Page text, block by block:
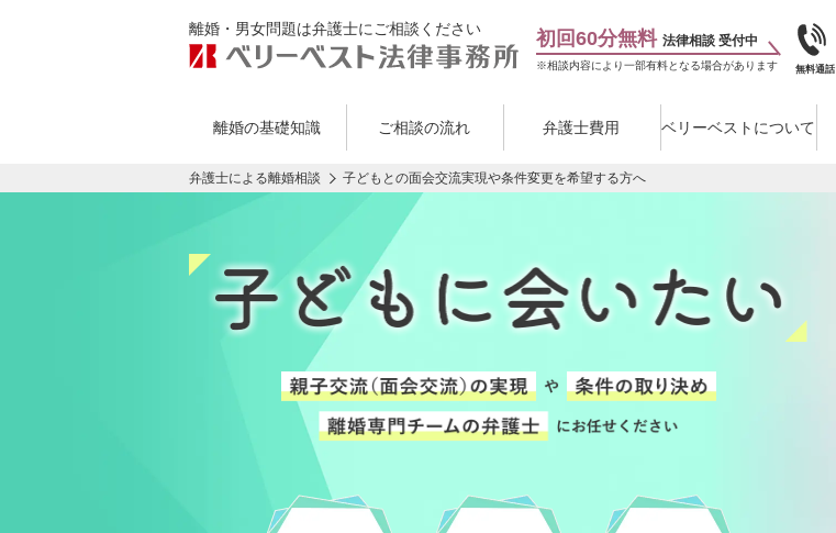
離婚・男女問題は弁護士にご相談ください 初回60分無料 法律相談 受付中
※相談内容により一部有料となる場合があります 無料通話
離婚の基礎知識 ご相談の流れ 弁護士費用 ベリーベストについて
弁護士による離婚相談 子どもとの面会交流実現や条件変更を希望する方へ